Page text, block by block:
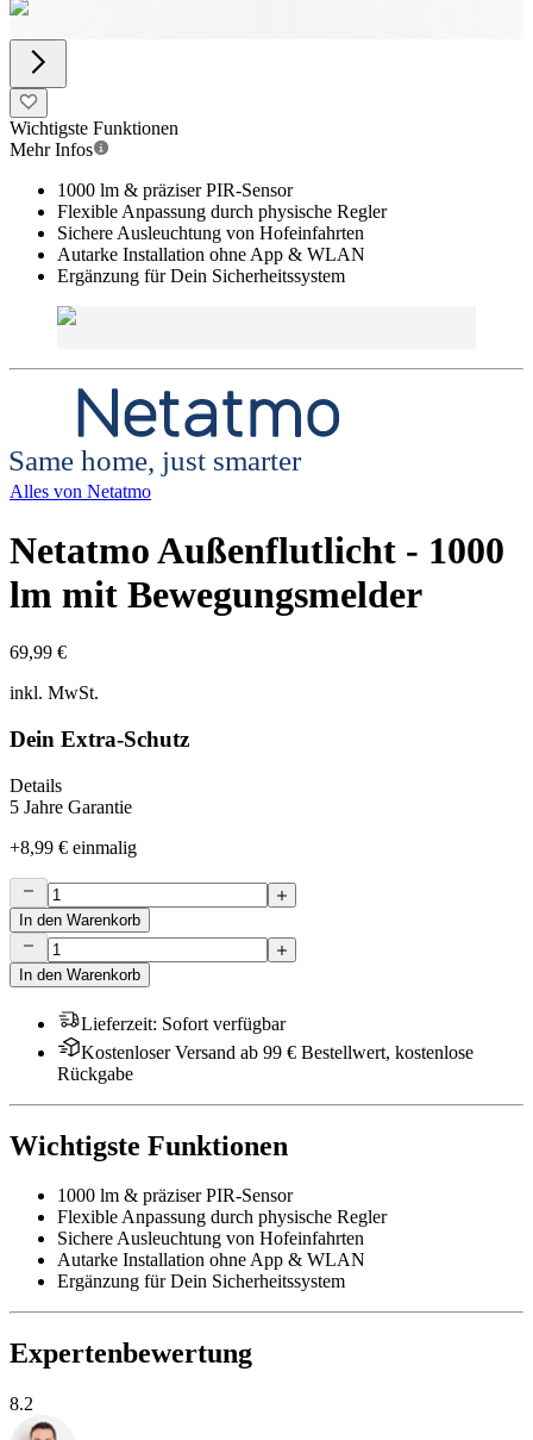
Wichtigste Funktionen
Mehr Infos
1000 lm & präziser PIR-Sensor
Flexible Anpassung durch physische Regler
Sichere Ausleuchtung von Hofeinfahrten
Autarke Installation ohne App & WLAN
Ergänzung für Dein Sicherheitssystem
Same home, just smarter
Alles von Netatmo
Netatmo Außenflutlicht - 1000
lm mit Bewegungsmelder
69,99 €
inkl. MwSt.
Dein Extra-Schutz
Details
5 Jahre Garantie
+8,99 € einmalig
In den Warenkorb
In den Warenkorb
Lieferzeit: Sofort verfügbar
Kostenloser Versand ab 99 € Bestellwert, kostenlose
Rückgabe
Wichtigste Funktionen
1000 lm & präziser PIR-Sensor
Flexible Anpassung durch physische Regler
Sichere Ausleuchtung von Hofeinfahrten
Autarke Installation ohne App & WLAN
Ergänzung für Dein Sicherheitssystem
Expertenbewertung
8.2